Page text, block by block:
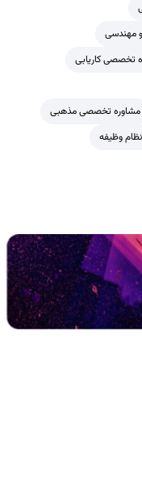
مهندسی
تخصصی کاریابی
مشاوره تخصصی مذهبی
وظیفه